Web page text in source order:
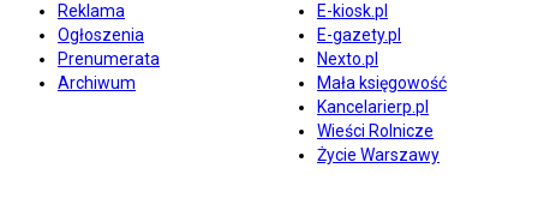
Reklama
Ogłoszenia
Prenumerata
Archiwum
E-kiosk.pl
E-gazety.pl
Nexto.pl
Mała księgowość
Kancelarierp.pl
Wieści Rolnicze
Życie Warszawy